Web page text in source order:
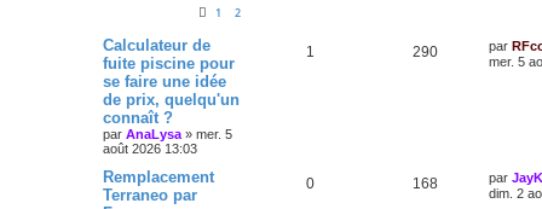
1 2
Calculateur de
fuite piscine pour
se faire une idée
de prix, quelqu'un
connaît ?
par AnaLysa » mer. 5
août 2026 13:03
1 290 par
mer. 5
Remplacement
Terraneo par
0 168 par
dim. 2